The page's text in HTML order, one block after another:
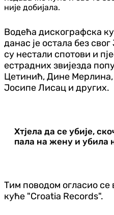
није добијала.
Водећа дискографска
данас је остала без
су нестали спотови и
естрадних звијезда
Цетинић, Дине
Јосипе Лисац и других.
Хтјела да се убије,
пала на жену и убила
Тим поводом огласио
куће "Croatia Records".